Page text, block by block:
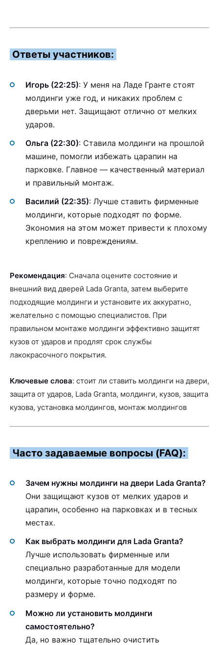
Ответы участников:
Игорь (22:25): У меня на Ладе Гранте стоят
молдинги уже год, и никаких проблем с
дверьми нет. Защищают отлично от мелких
ударов.
Ольга (22:30): Ставила молдинги на прошлой
машине, помогли избежать царапин на
парковке. Главное — качественный материал
и правильный монтаж.
Василий (22:35): Лучше ставить фирменные
молдинги, которые подходят по форме.
Экономия на этом может привести к плохому
креплению и повреждениям.
Рекомендация: Сначала оцените состояние и
внешний вид дверей Lada Granta, затем выберите
подходящие молдинги и установите их аккуратно,
желательно с помощью специалистов. При
правильном монтаже молдинги эффективно защитят
кузов от ударов и продлят срок службы
лакокрасочного покрытия.
Ключевые слова: стоит ли ставить молдинги на двери,
защита от ударов, Lada Granta, молдинги, кузов, защита
кузова, установка молдингов, монтаж молдингов
Часто задаваемые вопросы (FAQ):
Зачем нужны молдинги на двери Lada Granta?
Они защищают кузов от мелких ударов и
царапин, особенно на парковках и в тесных
местах.
Как выбрать молдинги для Lada Granta?
Лучше использовать фирменные или
специально разработанные для модели
молдинги, которые точно подходят по
размеру и форме.
Можно ли установить молдинги
самостоятельно?
Да, но важно тщательно очистить